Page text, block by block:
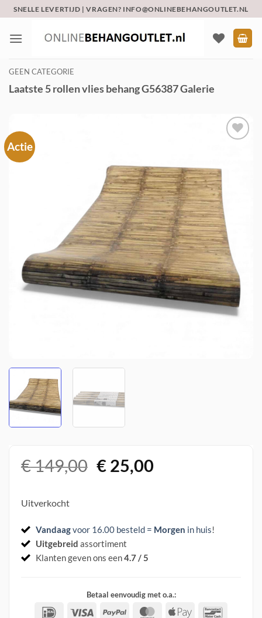
naar
inhoud
SNELLE LEVERTIJD | VRAGEN? INFO@ONLINEBEHANGOUTLET.NL
GEEN CATEGORIE
Laatste 5 rollen vlies behang G56387 Galerie
Actie
verlanglijst
€149,00 Oorspronkelijke
€25,00Huidige
Uitverkocht
Vandaagvoor 16.00 besteld = Morgen in huis!
Uitgebreid assortiment
Klanten geven ons een4.7 / 5
Betaal eenvoudig met o.a.:
IDeal Visa PayPal MasterCard
Apple